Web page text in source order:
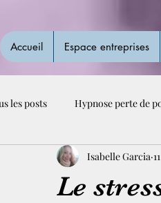
Accueil Espace entreprises
les posts Hypnose perte de
Le
Isabelle Garcia